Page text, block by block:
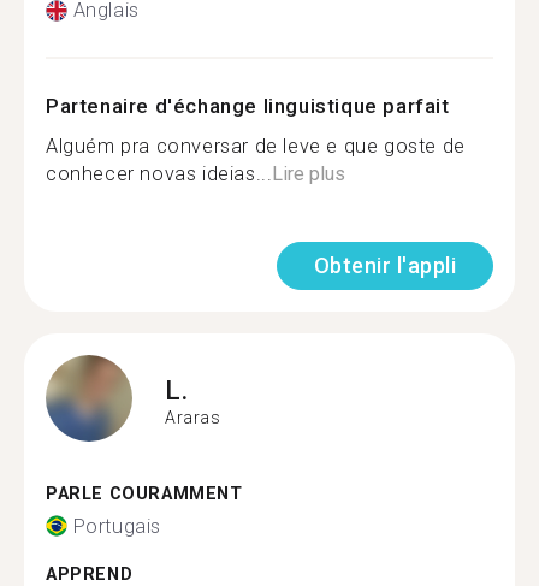
Anglais
Partenaire d'échange linguistique parfait
Alguém pra conversar de leve e que goste de
conhecer novas ideias...Lire plus
Obtenir l'appli
L.
Araras
PARLE COURAMMENT
Portugais
APPREND